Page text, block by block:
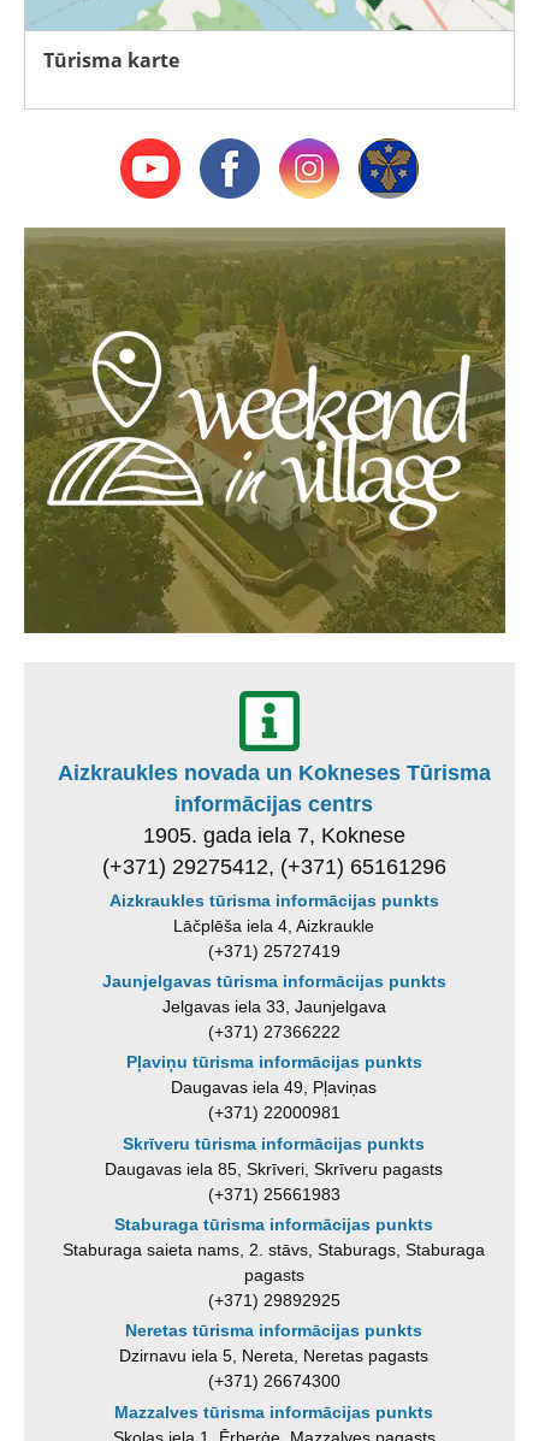
Tūrisma karte
Aizkraukles novada un Kokneses Tūrisma
informācijas centrs
1905. gada iela 7, Koknese
(+371) 29275412, (+371) 65161296
Aizkraukles tūrisma informācijas punkts
Lāčplēša iela 4, Aizkraukle
(+371) 25727419
Jaunjelgavas tūrisma informācijas punkts
Jelgavas iela 33, Jaunjelgava
(+371) 27366222
Pļaviņu tūrisma informācijas punkts
Daugavas iela 49, Pļaviņas
(+371) 22000981
Skrīveru tūrisma informācijas punkts
Daugavas iela 85, Skrīveri, Skrīveru pagasts
(+371) 25661983
Staburaga tūrisma informācijas punkts
Staburaga saieta nams, 2. stāvs, Staburags, Staburaga
pagasts
(+371) 29892925
Neretas tūrisma informācijas punkts
Dzirnavu iela 5, Nereta, Neretas pagasts
(+371) 26674300
Mazzalves tūrisma informācijas punkts
Skolas iela 1, Ērberģe, Mazzalves pagasts